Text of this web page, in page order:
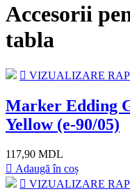
Accesorii
tabla
VIZUALIZARE
Marker Edding
Yellow (e-90/05)
117,90 MDL
Adaugă în coș
VIZUALIZARE